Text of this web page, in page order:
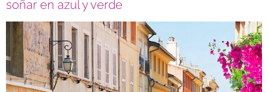
soñar en azul y verde